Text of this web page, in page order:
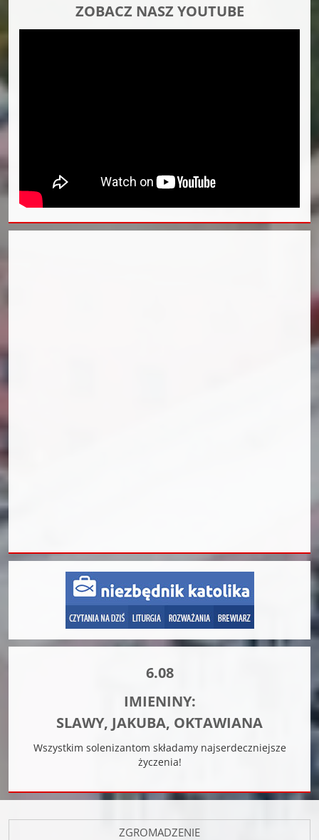
ZOBACZ NASZ YOUTUBE
6.08
IMIENINY:
SLAWY, JAKUBA, OKTAWIANA
Wszystkim solenizantom składamy najserdeczniejsze
życzenia!
ZGROMADZENIE